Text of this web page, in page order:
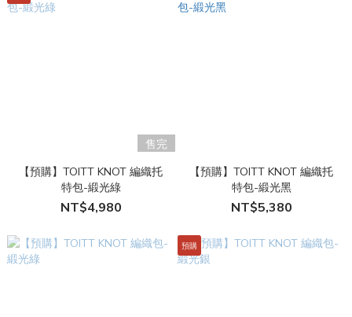
售完
【預購】TOITT KNOT 編織托
特包-緞光綠
NT$4,980
【預購】TOITT KNOT 編織托
特包-緞光黑
NT$5,380
預購